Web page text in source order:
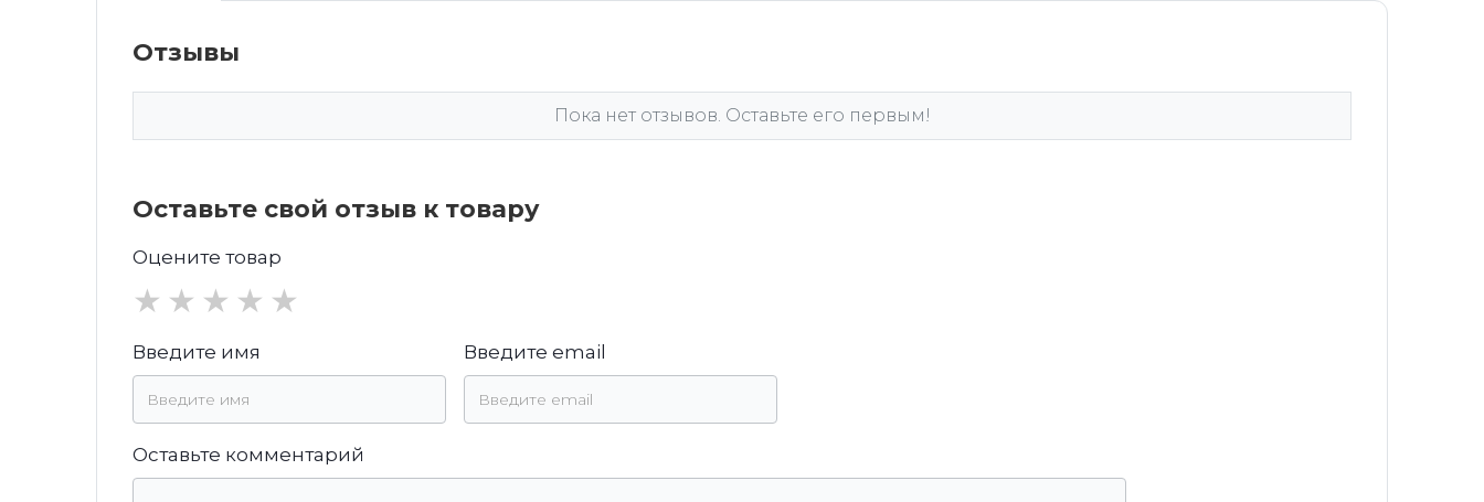
Отзывы
Пока нет отзывов. Оставьте его первым!
Оставьте свой отзыв к товару
Оцените товар
★
★
★
★
★
Введите имя Введите email
Оставьте комментарий